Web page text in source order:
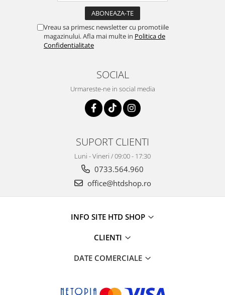
Vreau sa primesc newsletter cu promotiile
magazinului. Afla mai multe in Politica de
Confidentialitate
SOCIAL
Urmareste-ne in social media
SUPORT CLIENTI
Luni - Vineri / 09:00 - 17:30
0733.564.960
office@htdshop.ro
INFO SITE HTD SHOP
CLIENTI
DATE COMERCIALE